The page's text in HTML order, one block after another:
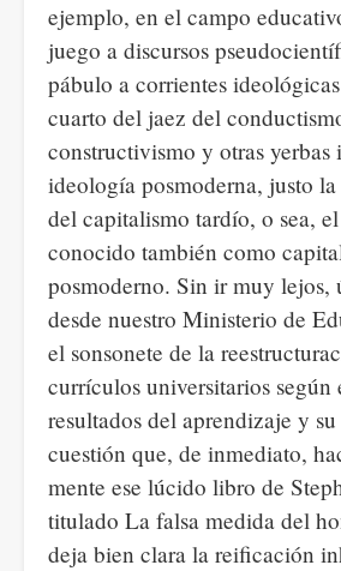
ejemplo, en el campo
juego a discursos
pábulo a corrientes
cuarto del jaez del
constructivismo y otras yerbas
ideología posmoderna, justo
del capitalismo tardío, o sea,
conocido también como
posmoderno. Sin ir muy lejos,
desde nuestro Ministerio de
el sonsonete de la
currículos universitarios según
resultados del aprendizaje y
cuestión que, de inmediato,
mente ese lúcido libro de
titulado La falsa medida del
deja bien clara la reificación